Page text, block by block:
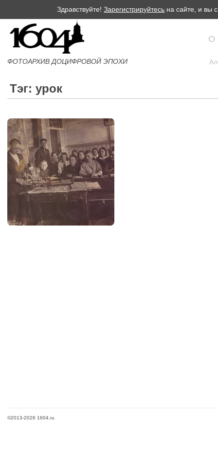
Здравствуйте!Зарегистрируйтесь на сайте, и вы
ФОТОАРХИВ ДОЦИФРОВОЙ ЭПОХИ
О
Тэг: урок
©2013-2026 1604.ru